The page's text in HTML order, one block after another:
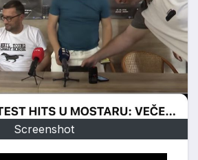
Screenshot